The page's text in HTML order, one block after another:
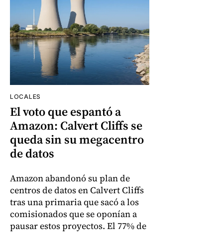
LOCALES
El voto que espantó a
Amazon: Calvert Cliffs se
queda sin su megacentro
de datos
Amazon abandonó su plan de
centros de datos en Calvert Cliffs
tras una primaria que sacó a los
comisionados que se oponían a
pausar estos proyectos. El 77% de